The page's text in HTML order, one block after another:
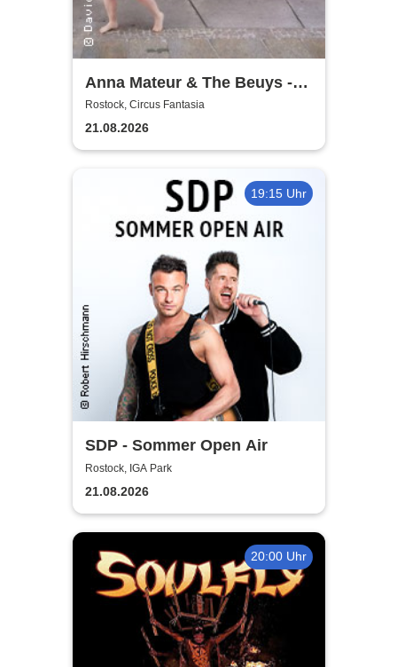
Anna Mateur & The Beuys -
Kaoshüter
Rostock, Circus Fantasia
21.08.2026
19:15 Uhr
SDP - Sommer Open Air
Rostock, IGA Park
21.08.2026
20:00 Uhr